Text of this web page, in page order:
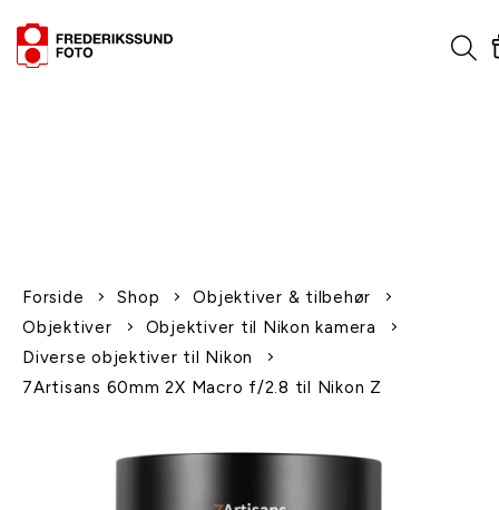
Forside Shop
Objektiver & tilbehør
Objektiver
Objektiver til Nikon kamera
Diverse objektiver til Nikon
7Artisans 60mm 2X Macro f/2.8 til Nikon Z